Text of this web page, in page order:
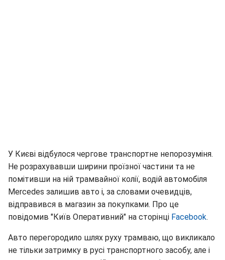
У Києві відбулося чергове транспортне непорозуміня.
Не розрахувавши ширини проїзної частини та не
помітивши на ній трамвайної колії, водій автомобіля
Mercedes залишив авто і, за словами очевидців,
відправився в магазин за покупками. Про це
повідомив "Київ Оперативний" на сторінці Facebook.
Авто перегородило шлях руху трамваю, що викликало
не тільки затримку в русі транспортного засобу, але і